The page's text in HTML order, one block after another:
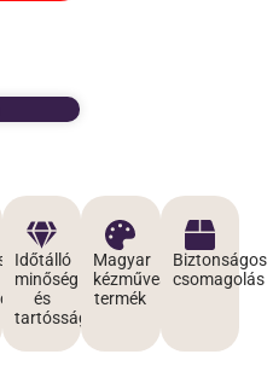
Időtálló
minőség
és
tartósság
Magyar
kézműves
termék
Biztonságos
csomagolás